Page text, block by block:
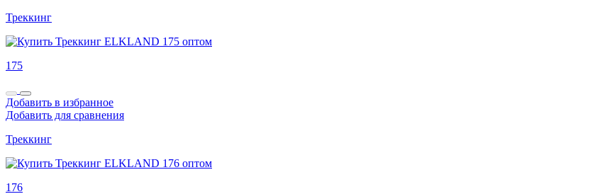
Треккинг
175
Добавить в избранное
Добавить для сравнения
Треккинг
176